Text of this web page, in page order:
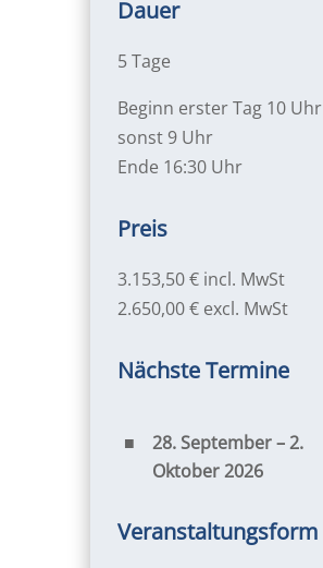
Dauer
5 Tage
Beginn erster Tag 10 Uhr
sonst 9 Uhr
Ende 16:30 Uhr
Preis
3.153,50 € incl. MwSt
2.650,00 € excl. MwSt
Nächste Termine
28. September – 2.
Oktober 2026
Veranstaltungsform